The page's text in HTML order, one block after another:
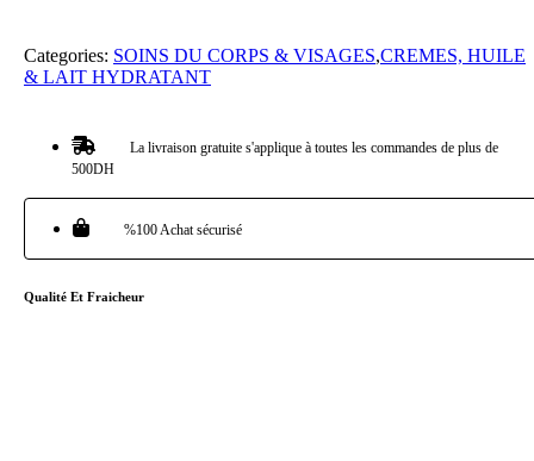
Categories: SOINS DU CORPS & VISAGES,CREMES, HUILE
& LAIT HYDRATANT
La livraison gratuite s'applique à toutes les commandes de plus de
500DH
%100 Achat sécurisé
Qualité Et Fraicheur